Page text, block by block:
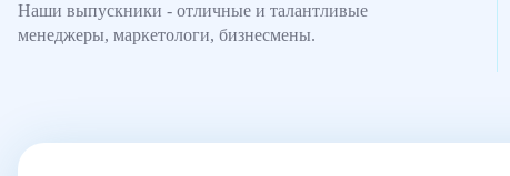
Наши выпускники - отличные и талантливые
менеджеры, маркетологи, бизнесмены.